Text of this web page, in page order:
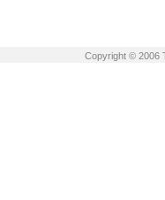
Copyright © 2006